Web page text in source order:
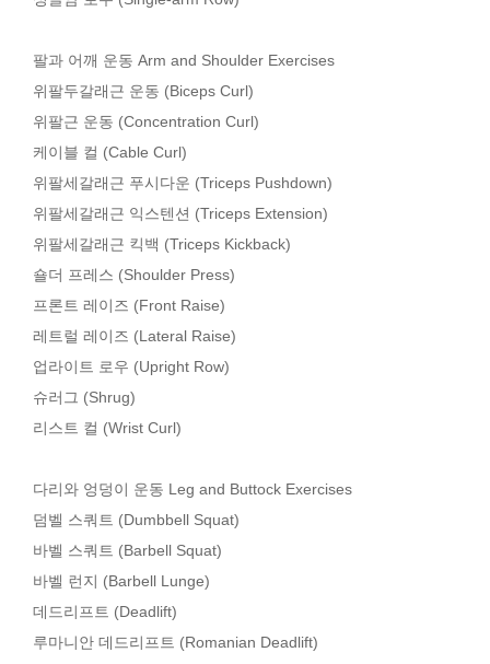
팔과 어깨 운동 Arm and Shoulder Exercises
위팔두갈래근 운동 (Biceps Curl)
위팔근 운동 (Concentration Curl)
케이블 컬 (Cable Curl)
위팔세갈래근 푸시다운 (Triceps Pushdown)
위팔세갈래근 익스텐션 (Triceps Extension)
위팔세갈래근 킥백 (Triceps Kickback)
숄더 프레스 (Shoulder Press)
프론트 레이즈 (Front Raise)
레트럴 레이즈 (Lateral Raise)
업라이트 로우 (Upright Row)
슈러그 (Shrug)
리스트 컬 (Wrist Curl)
다리와 엉덩이 운동 Leg and Buttock Exercises
덤벨 스쿼트 (Dumbbell Squat)
바벨 스쿼트 (Barbell Squat)
바벨 런지 (Barbell Lunge)
데드리프트 (Deadlift)
루마니안 데드리프트 (Romanian Deadlift)